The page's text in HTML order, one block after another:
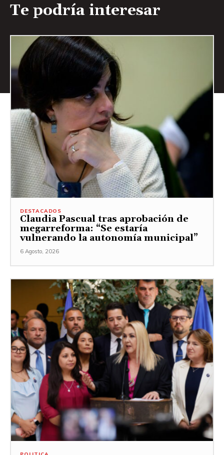
Te podría interesar
DESTACADOS
Claudia Pascual tras aprobación de
megarreforma: “Se estaría
vulnerando la autonomía municipal”
6 Agosto, 2026